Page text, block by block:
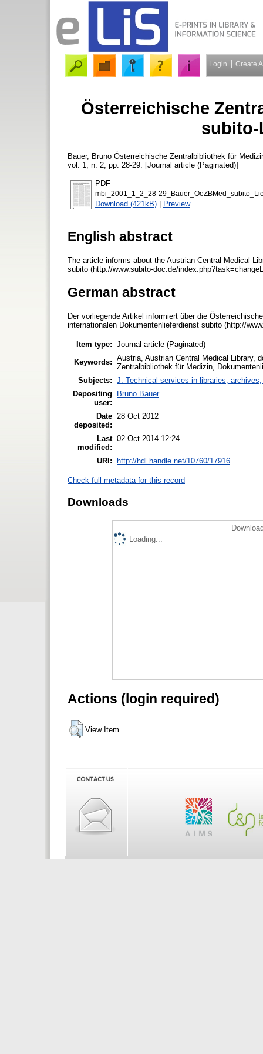
Login Create
Österreichische
Bauer, Bruno Österreichische Zentralbibliothek für
vol. 1, n. 2, pp. 28-29. [Journal article (Paginated)]
PDF
mbi_2001_1_2_28-
Download (421kB) | Preview
English abstract
The article informs about the Austrian Central Medical
subito (http://www.subito-doc.de/
German abstract
Der vorliegende Artikel informiert über die
internationalen Dokumentenlieferdienst subito (http://
Item type: Journal article (Paginated)
Keywords: Austria, Austrian Central Medical Library,
Zentralbibliothek für Medizin,
Subjects: J. Technical services in libraries,
Depositing
user:
Bruno Bauer
Date
deposited:
28 Oct 2012
Last
modified:
02 Oct 2014 12:24
URI: http://hdl.handle.net/10760/17916
Check full metadata for this record
Downloads
Loading...
Actions (login required)
View Item